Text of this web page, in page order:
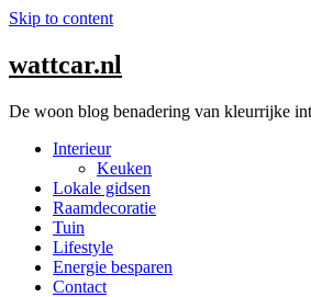
Skip to content
wattcar.nl
De woon blog benadering van kleurrijke
Interieur
Keuken
Lokale gidsen
Raamdecoratie
Tuin
Lifestyle
Energie besparen
Contact